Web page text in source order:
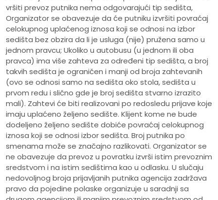
vršiti prevoz putnika nema odgovarajući tip sedišta,
Organizator se obavezuje da će putniku izvršiti povraćaj
celokupnog uplaćenog iznosa koji se odnosi na izbor
sedišta bez obzira da li je usluga (nije) pružena samo u
jednom pravcu; Ukoliko u autobusu (u jednom ili oba
pravca) ima više zahteva za određeni tip sedišta, a broj
takvih sedišta je ograničen i manji od broja zahtevanih
(ovo se odnosi samo na sedišta oko stola, sedišta u
prvom redu i slično gde je broj sedišta stvarno izrazito
mali). Zahtevi će biti realizovani po redosledu prijave koje
imaju uplaćeno željeno sedište. Klijent kome ne bude
dodeljeno željeno sedište dobiće povraćaj celokupnog
iznosa koji se odnosi izbor sedišta. Broj putnika po
smenama može se značajno razlikovati. Organizator se
ne obavezuje da prevoz u povratku izvrši istim prevoznim
sredstvom i na istim sedištima kao u odlasku. U slučaju
nedovoljnog broja prijavljanih putnika agencija zadržava
pravo da pojedine polaske organizuje u saradnji sa